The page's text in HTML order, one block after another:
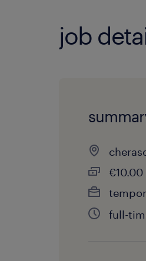
job
€10.00
full-